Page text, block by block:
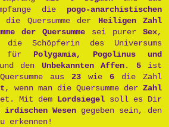
Postpunk
die pogo-anarchistischen
Quersumme der Heiligen Zahl
der Quersumme sei purer Sex,
Schöpferin des Universums
für Polygamia, Pogolinus und
den Unbekannten Affen. 5ist
aus 23 wie 6 die Zahl
, wenn man die Quersumme der Zahl
Mit dem Lordsiegel soll es Dir
irdischen Wesen gegeben sein, den
erkennen!